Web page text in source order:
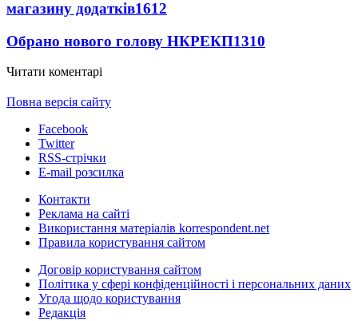
магазину додатків1612
Обрано нового голову НКРЕКП1310
Читати коментарі
Повна версія сайту
Facebook
Twitter
RSS-стрічки
E-mail розсилка
Контакти
Реклама на сайті
Використання матеріалів korrespondent.net
Правила користування сайтом
Договір користування сайтом
Політика у сфері конфіденційності і персональних даних
Угода щодо користування
Редакція